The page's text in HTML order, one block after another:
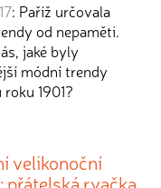
: Paříž určovala
od nepaměti.
jaké byly
módní trendy
1901?
velikonoční
přátelská rvačka